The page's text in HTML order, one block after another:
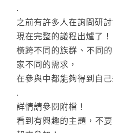
.
之前有許多人在詢問研
現在完整的議程出爐了！
橫跨不同的族群、不同
家不同的需求，
在參與中都能夠得到自
.
詳情請參閱附檔！
看到有興趣的主題，不